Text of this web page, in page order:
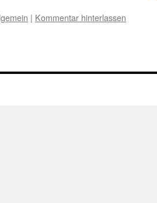
| Kommentar hinterlassen